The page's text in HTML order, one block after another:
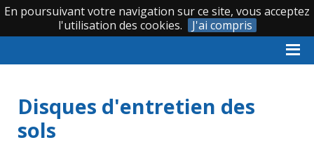
En poursuivant votre navigation sur ce site, vous acceptez
l'utilisation des cookies.
J'ai compris
0 388 620 066 | |
Accueil › Matériels de nettoyage › Disques d'entretien des sols
Disques d'entretien des
sols